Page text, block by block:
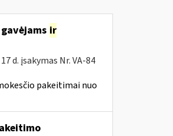
ir
d. įsakymas Nr. VA-84
pakeitimai nuo